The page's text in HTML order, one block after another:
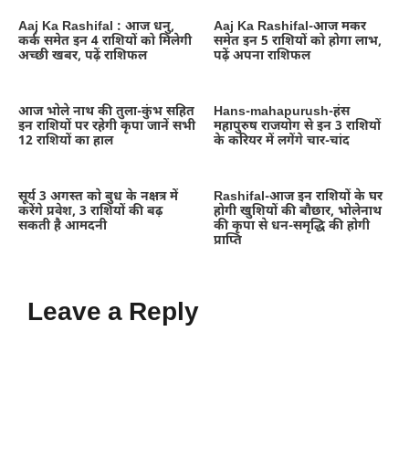
Aaj Ka Rashifal : आज धनु,
कर्क समेत इन 4 राशियों को मिलेगी
अच्छी खबर, पढ़ें राशिफल
Aaj Ka Rashifal-आज मकर
समेत इन 5 राशियों को होगा लाभ,
पढ़ें अपना राशिफल
आज भोले नाथ की तुला-कुंभ सहित
इन राशियों पर रहेगी कृपा जानें सभी
12 राशियों का हाल
Hans-mahapurush-हंस
महापुरुष राजयोग से इन 3 राशियों
के करियर में लगेंगे चार-चांद
सूर्य 3 अगस्त को बुध के नक्षत्र में
करेंगे प्रवेश, 3 राशियों की बढ़
सकती है आमदनी
Rashifal-आज इन राशियों के घर
होगी खुशियों की बौछार, भोलेनाथ
की कृपा से धन-समृद्धि की होगी
प्राप्ति
Leave a Reply